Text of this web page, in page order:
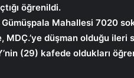
öğrenildi.
Gümüşpala Mahallesi 7020
MDÇ.’ye düşman olduğu
(29) kafede oldukları